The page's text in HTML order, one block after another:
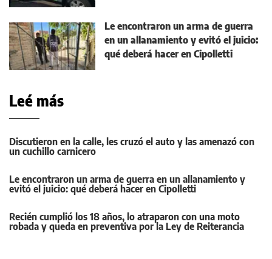
Le encontraron un arma de guerra
en un allanamiento y evitó el juicio:
qué deberá hacer en Cipolletti
Leé más
Discutieron en la calle, les cruzó el auto y las amenazó con
un cuchillo carnicero
Le encontraron un arma de guerra en un allanamiento y
evitó el juicio: qué deberá hacer en Cipolletti
Recién cumplió los 18 años, lo atraparon con una moto
robada y queda en preventiva por la Ley de Reiterancia